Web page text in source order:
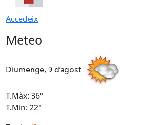
Accedeix
Meteo
Diumenge, 9 d’agost
T.Màx: 36°
T.Min: 22°